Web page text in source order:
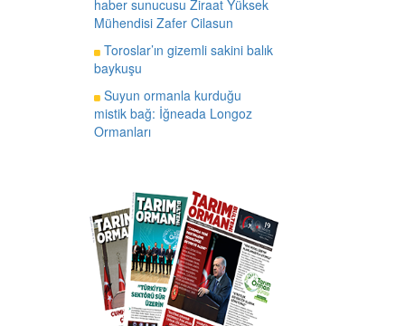
haber sunucusu Ziraat Yüksek
Mühendisi Zafer Cilasun
Toroslar’ın gizemli sakini balık
baykuşu
Suyun ormanla kurduğu
mistik bağ: İğneada Longoz
Ormanları